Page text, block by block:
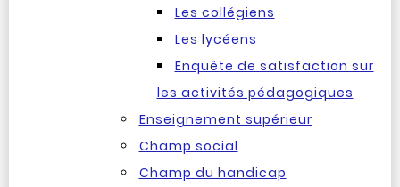
Les collégiens
Les lycéens
Enquête de satisfaction sur
les activités pédagogiques
Enseignement supérieur
Champ social
Champ du handicap